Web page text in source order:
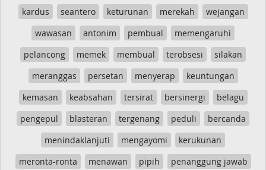
kardus
seantero keturunan merekah
wejangan
wawasan
antonim pembual
memengaruhi
pelancong
memek membual terobsesi
silakan
meranggas
persetan menyerap
keuntungan
kemasan
keabsahan tersirat bersinergi
belagu
pengepul
blasteran tergenang peduli
bercanda
menindaklanjuti
mengayomi
kerukunan
meronta-ronta
menawan pipih
penanggung jawab